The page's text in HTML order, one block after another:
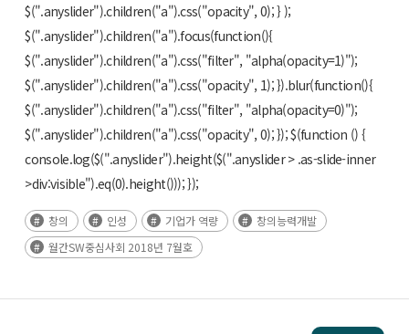
$(".anyslider").children("a").css("opacity", 0); } );
$(".anyslider").children("a").focus(function(){
$(".anyslider").children("a").css("filter", "alpha(opacity=1)");
$(".anyslider").children("a").css("opacity", 1); }).blur(function(){
$(".anyslider").children("a").css("filter", "alpha(opacity=0)");
$(".anyslider").children("a").css("opacity", 0); }); $(function () {
console.log($(".anyslider").height($(".anyslider > .as-slide-inner
>div:visible").eq(0).height())); });
창의 인성 기업가 역량
창의능력개발
월간SW중심사회 2018년 7월호